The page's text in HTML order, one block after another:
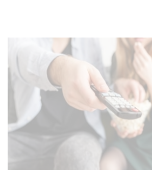
СКОЛЬКО СТОИТ ХОРОШЕЕ
ПОДРОБНЕЕ >